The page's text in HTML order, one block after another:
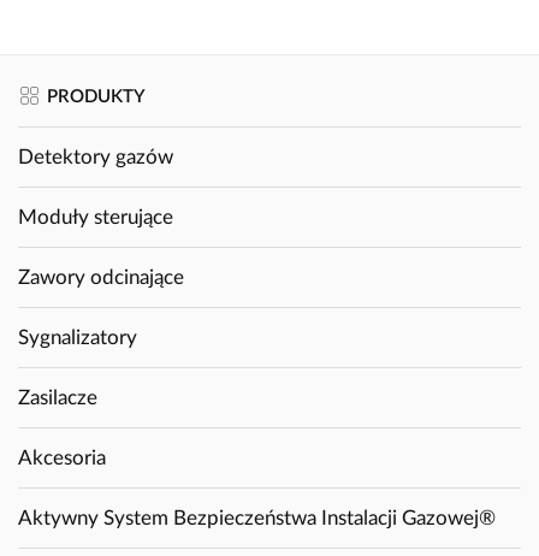
PRODUKTY
Detektory gazów
Moduły sterujące
Zawory odcinające
Sygnalizatory
Zasilacze
Akcesoria
Aktywny System Bezpieczeństwa Instalacji Gazowej®